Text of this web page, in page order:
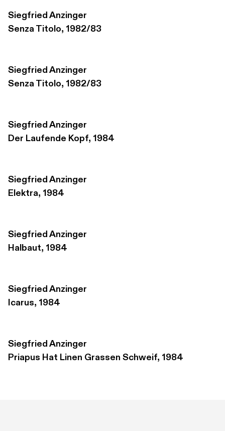
Siegfried Anzinger
Senza Titolo, 1982/83
Siegfried Anzinger
Senza Titolo, 1982/83
Siegfried Anzinger
Der Laufende Kopf, 1984
Siegfried Anzinger
Elektra, 1984
Siegfried Anzinger
Halbaut, 1984
Siegfried Anzinger
Icarus, 1984
Siegfried Anzinger
Priapus Hat Linen Grassen Schweif, 1984